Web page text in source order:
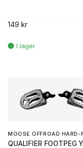
149 kr
MOOSE OFFROAD HARD-
QUALIFIER FOOTPEG